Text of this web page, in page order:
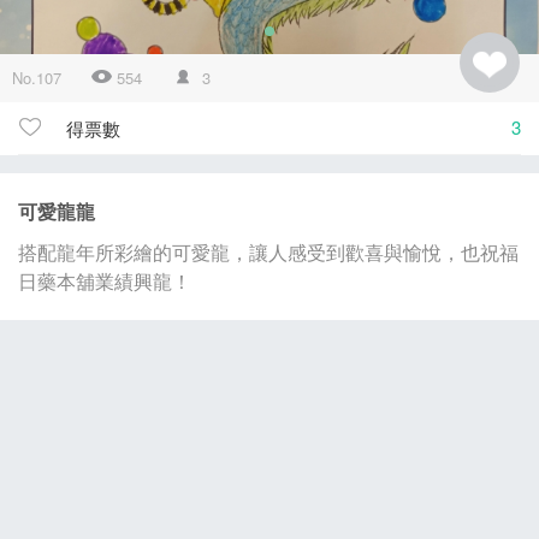
No.107 554 3
得票數 3
可愛龍龍
搭配龍年所彩繪的可愛龍，讓人感受到歡喜與愉悅，也祝福
日藥本舖業績興龍！